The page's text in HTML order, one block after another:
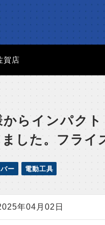
賀店
らインパク
した。フライ
ー 電動工具
年04月02日